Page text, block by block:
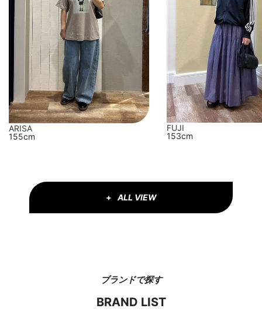
ARISA
155cm
FUJI
153cm
ALL VIEW
ブランドで探す
BRAND LIST